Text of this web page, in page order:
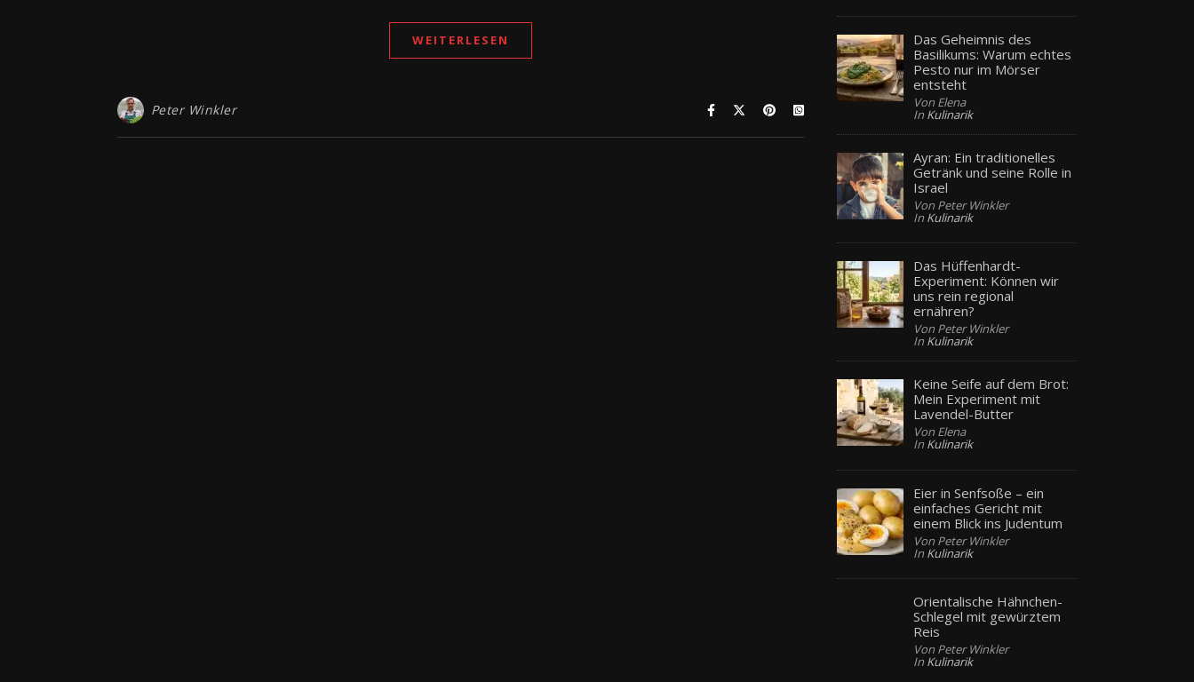
WEITERLESEN
Peter Winkler
Das Geheimnis des
Basilikums: Warum echtes
Pesto nur im Mörser
entsteht
Von Elena
In Kulinarik
Ayran: Ein traditionelles
Getränk und seine Rolle in
Israel
Von Peter Winkler
In Kulinarik
Das Hüffenhardt-
Experiment: Können wir
uns rein regional
ernähren?
Von Peter Winkler
In Kulinarik
Keine Seife auf dem Brot:
Mein Experiment mit
Lavendel-Butter
Von Elena
In Kulinarik
Eier in Senfsoße – ein
einfaches Gericht mit
einem Blick ins Judentum
Von Peter Winkler
In Kulinarik
Orientalische Hähnchen-
Schlegel mit gewürztem
Reis
Von Peter Winkler
In Kulinarik